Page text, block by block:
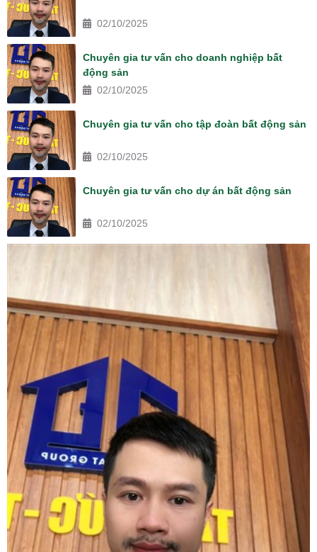
02/10/2025
Chuyên gia tư vấn cho doanh nghiệp bất
động sản
02/10/2025
Chuyên gia tư vấn cho tập đoàn bất động sản
02/10/2025
Chuyên gia tư vấn cho dự án bất động sản
02/10/2025